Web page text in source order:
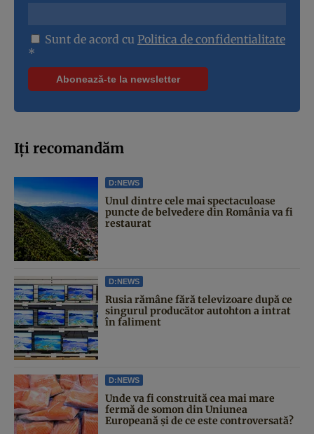
Sunt de acord cu Politica de confidentialitate
*
Iți recomandăm
D:NEWS
Unul dintre cele mai spectaculoase
puncte de belvedere din România va fi
restaurat
D:NEWS
Rusia rămâne fără televizoare după ce
singurul producător autohton a intrat
în faliment
D:NEWS
Unde va fi construită cea mai mare
fermă de somon din Uniunea
Europeană și de ce este controversată?